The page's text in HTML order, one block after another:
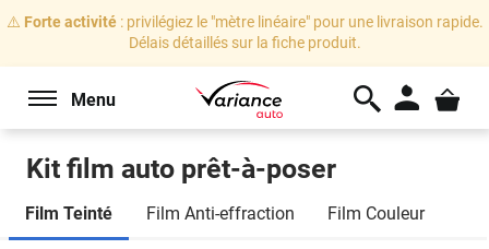
⚠️ Forte activité: privilégiez le "mètre linéaire" pour une livraison rapide.
Délais détaillés sur la fiche produit.
Menu
Kit film auto prêt-à-poser
Film Teinté Film Anti-effraction Film Couleur
de
voiture